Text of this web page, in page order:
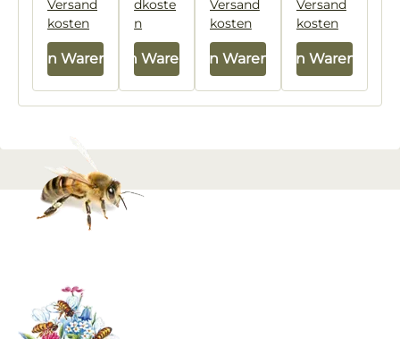
Versand
kosten
In den Warenkorb
dkoste
n
In den Warenkorb
Versand
kosten
In den Warenkorb
Versand
kosten
In den Warenkorb